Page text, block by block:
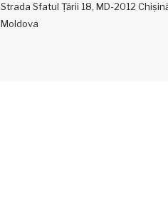
Strada Sfatul Țării 18, MD-2012
Moldova